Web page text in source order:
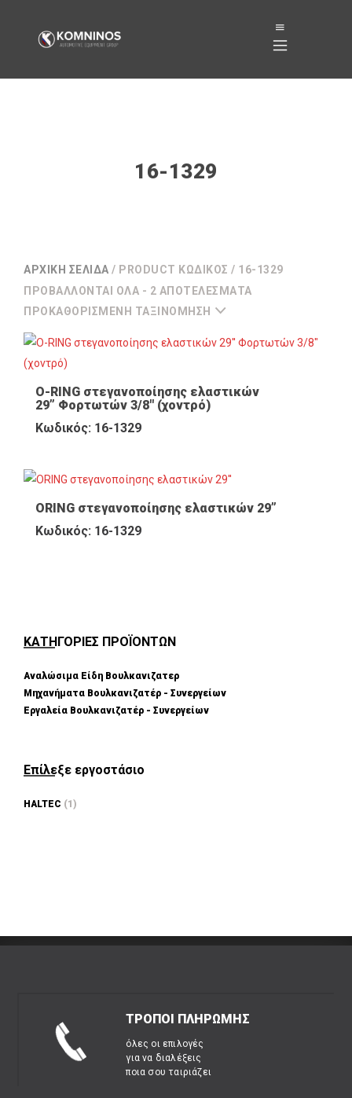
16-1329
ΑΡΧΙΚΉ ΣΕΛΊΔΑ / PRODUCT ΚΩΔΙΚΌΣ / 16-1329
ΠΡΟΒΆΛΛΟΝΤΑΙ ΌΛΑ - 2 ΑΠΟΤΕΛΈΣΜΑΤΑ
ΠΡΟΚΑΘΟΡΙΣΜΈΝΗ ΤΑΞΙΝΌΜΗΣΗ
O-RING στεγανοποίησης ελαστικών
29” Φορτωτών 3/8″ (χοντρό)
Κωδικός: 16-1329
ORING στεγανοποίησης ελαστικών 29”
Κωδικός: 16-1329
ΚΑΤΗΓΟΡΙΕΣ ΠΡΟΪΟΝΤΩΝ
Αναλώσιμα Είδη Βουλκανιζατερ
Μηχανήματα Βουλκανιζατέρ - Συνεργείων
Εργαλεία Βουλκανιζατέρ - Συνεργείων
Επίλεξε εργοστάσιο
HALTEC (1)
ΤΡΟΠΟΙ ΠΛΗΡΩΜΗΣ
όλες οι επιλογές
για να διαλέξεις
ποια σου ταιριάζει